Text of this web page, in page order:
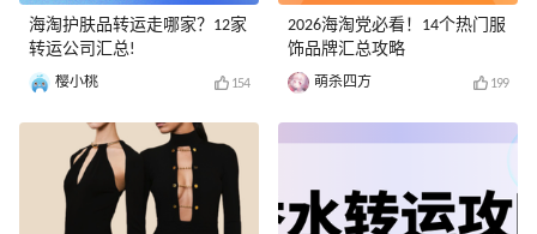
海淘护肤品转运走哪家？12家
转运公司汇总!
樱小桃 154
2026海淘党必看！14个热门服
饰品牌汇总攻略
萌杀四方 199